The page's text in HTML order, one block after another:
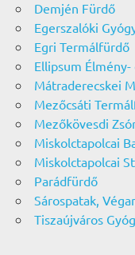
Demjén Fürdő
Egerszalóki
Egri Termálfürdő
Ellipsum
Mátraderecskei
Mezőcsáti
Mezőkövesdi
Miskolctapolcai
Miskolctapolcai
Parádfürdő
Sárospatak,
Tiszaújváros